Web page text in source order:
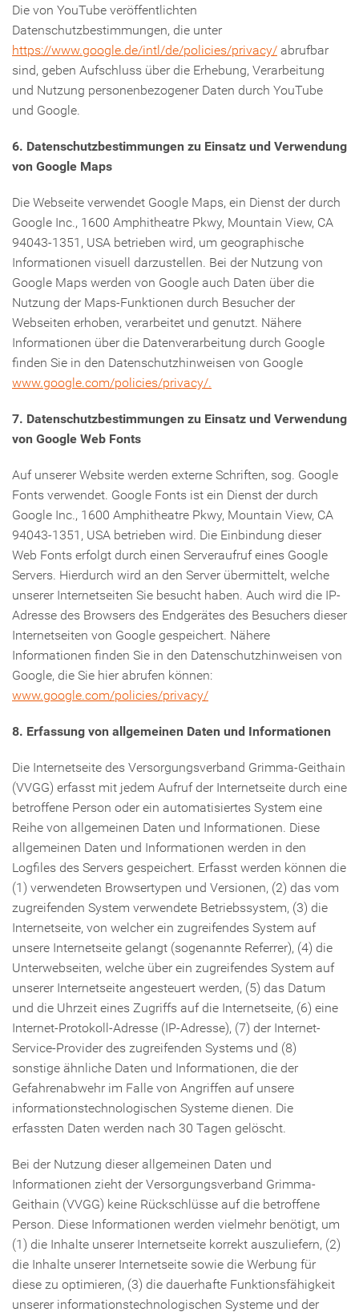
Die von YouTube veröffentlichten
Datenschutzbestimmungen, die unter
https://www.google.de/intl/de/policies/privacy/ abrufbar
sind, geben Aufschluss über die Erhebung, Verarbeitung
und Nutzung personenbezogener Daten durch YouTube
und Google.
6. Datenschutzbestimmungen zu Einsatz und Verwendung
von Google Maps
Die Webseite verwendet Google Maps, ein Dienst der durch
Google Inc., 1600 Amphitheatre Pkwy, Mountain View, CA
94043-1351, USA betrieben wird, um geographische
Informationen visuell darzustellen. Bei der Nutzung von
Google Maps werden von Google auch Daten über die
Nutzung der Maps-Funktionen durch Besucher der
Webseiten erhoben, verarbeitet und genutzt. Nähere
Informationen über die Datenverarbeitung durch Google
finden Sie in den Datenschutzhinweisen von Google
www.google.com/policies/privacy/.
7. Datenschutzbestimmungen zu Einsatz und Verwendung
von Google Web Fonts
Auf unserer Website werden externe Schriften, sog. Google
Fonts verwendet. Google Fonts ist ein Dienst der durch
Google Inc., 1600 Amphitheatre Pkwy, Mountain View, CA
94043-1351, USA betrieben wird. Die Einbindung dieser
Web Fonts erfolgt durch einen Serveraufruf eines Google
Servers. Hierdurch wird an den Server übermittelt, welche
unserer Internetseiten Sie besucht haben. Auch wird die IP-
Adresse des Browsers des Endgerätes des Besuchers dieser
Internetseiten von Google gespeichert. Nähere
Informationen finden Sie in den Datenschutzhinweisen von
Google, die Sie hier abrufen können:
www.google.com/policies/privacy/
8. Erfassung von allgemeinen Daten und Informationen
Die Internetseite des Versorgungsverband Grimma-Geithain
(VVGG) erfasst mit jedem Aufruf der Internetseite durch eine
betroffene Person oder ein automatisiertes System eine
Reihe von allgemeinen Daten und Informationen. Diese
allgemeinen Daten und Informationen werden in den
Logfiles des Servers gespeichert. Erfasst werden können die
(1) verwendeten Browsertypen und Versionen, (2) das vom
zugreifenden System verwendete Betriebssystem, (3) die
Internetseite, von welcher ein zugreifendes System auf
unsere Internetseite gelangt (sogenannte Referrer), (4) die
Unterwebseiten, welche über ein zugreifendes System auf
unserer Internetseite angesteuert werden, (5) das Datum
und die Uhrzeit eines Zugriffs auf die Internetseite, (6) eine
Internet-Protokoll-Adresse (IP-Adresse), (7) der Internet-
Service-Provider des zugreifenden Systems und (8)
sonstige ähnliche Daten und Informationen, die der
Gefahrenabwehr im Falle von Angriffen auf unsere
informationstechnologischen Systeme dienen. Die
erfassten Daten werden nach 30 Tagen gelöscht.
Bei der Nutzung dieser allgemeinen Daten und
Informationen zieht der Versorgungsverband Grimma-
Geithain (VVGG) keine Rückschlüsse auf die betroffene
Person. Diese Informationen werden vielmehr benötigt, um
(1) die Inhalte unserer Internetseite korrekt auszuliefern, (2)
die Inhalte unserer Internetseite sowie die Werbung für
diese zu optimieren, (3) die dauerhafte Funktionsfähigkeit
unserer informationstechnologischen Systeme und der